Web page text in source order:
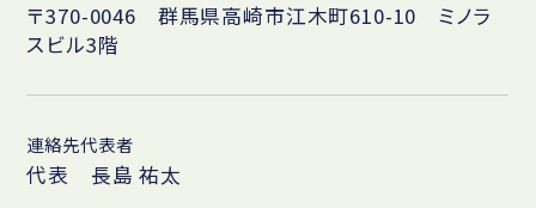
〒370-0046 群馬県高崎市江木町610-10 ミノラ
スビル3階
連絡先代表者
代表 長島 祐太